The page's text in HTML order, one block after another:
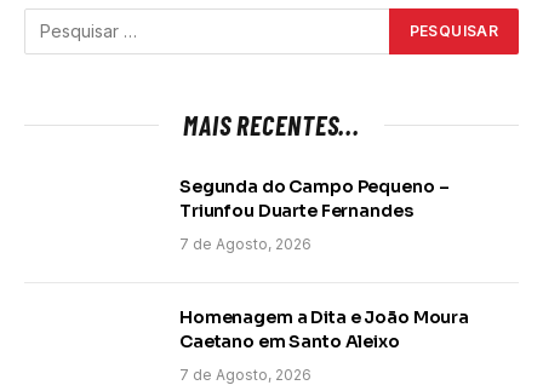
MAIS RECENTES...
Segunda do Campo Pequeno –
Triunfou Duarte Fernandes
7 de Agosto, 2026
Homenagem a Dita e João Moura
Caetano em Santo Aleixo
7 de Agosto, 2026